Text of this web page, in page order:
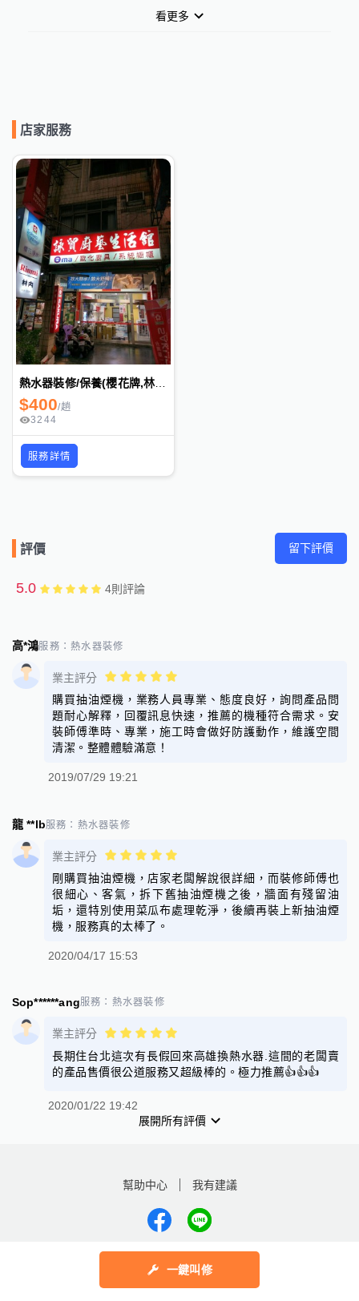
一鍵叫修
看更多
店家服務
$400/趟
3244
服務詳情
評價 留下評價
5.0 4則評論
高*鴻服務：熱水器裝修
業主評分
購買抽油煙機，業務人員專業、態度良好，詢問產品問
題耐心解釋，回覆訊息快速，推薦的機種符合需求。安
裝師傅準時、專業，施工時會做好防護動作，維護空間
清潔。整體體驗滿意！
2019/07/29 19:21
龍 **lb服務： 熱水器裝修
業主評分
剛購買抽油煙機，店家老闆解說很詳細，而裝修師傅也
很細心、客氣，拆下舊抽油煙機之後，牆面有殘留油
垢，還特別使用菜瓜布處理乾淨，後續再裝上新抽油煙
機，服務真的太棒了。
2020/04/17 15:53
Sop******ang服務： 熱水器裝修
業主評分
長期住台北這次有長假回來高雄換熱水器.這間的老闆賣
的產品售價很公道服務又超級棒的。極力推薦👍👍👍
2020/01/22 19:42
展開所有評價
幫助中心 我有建議
Copyright © 2025 by Addcn Technology Co., Ltd. All Rights reserved